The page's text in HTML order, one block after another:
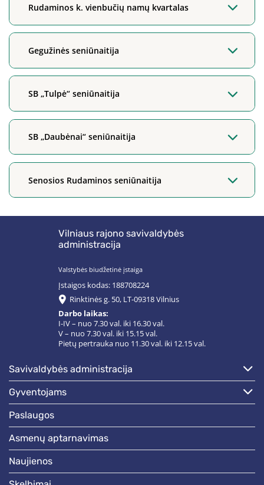
Rudaminos k. vienbučių namų kvartalas
Gegužinės seniūnaitija
SB „Tulpė“ seniūnaitija
SB „Daubėnai“ seniūnaitija
Senosios Rudaminos seniūnaitija
Vilniaus rajono savivaldybės
administracija
Valstybės biudžetinė įstaiga
Įstaigos kodas: 188708224
Rinktinės g. 50, LT-09318 Vilnius
Darbo laikas:
I-IV – nuo 7.30 val. iki 16.30 val.
V – nuo 7.30 val. iki 15.15 val.
Pietų pertrauka nuo 11.30 val. iki 12.15 val.
savivaldybės administracija
gyventojams
paslaugos
asmenų aptarnavimas
naujienos